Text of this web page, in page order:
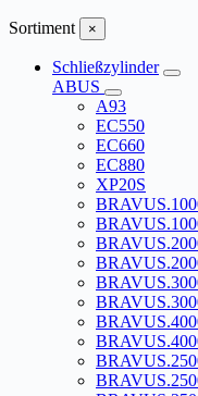
Sortiment ×
Schließzylinder
ABUS
A93
EC550
EC660
EC880
XP20S